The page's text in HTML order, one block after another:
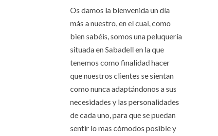
Os damos la bienvenida un día
más a nuestro, en el cual, como
bien sabéis, somos una peluquería
situada en Sabadell en la que
tenemos como finalidad hacer
que nuestros clientes se sientan
como nunca adaptándonos a sus
necesidades y las personalidades
de cada uno, para que se puedan
sentir lo mas cómodos posible y